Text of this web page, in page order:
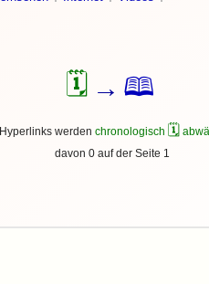
🗓 → 🕮
werden chronologisch 🗓
davon 0 auf der Seite 1